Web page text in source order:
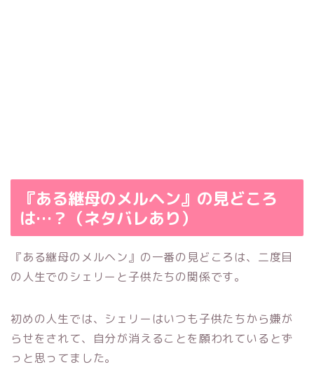
『ある継母のメルヘン』の見どころ
は…？（ネタバレあり）
『ある継母のメルヘン』の一番の見どころは、二度目
の人生でのシェリーと子供たちの関係です。
初めの人生では、シェリーはいつも子供たちから嫌が
らせをされて、自分が消えることを願われているとず
っと思ってました。